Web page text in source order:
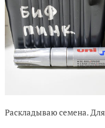
Раскладываю семена.